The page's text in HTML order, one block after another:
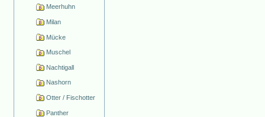
Meerhuhn
Milan
Mücke
Muschel
Nachtigall
Nashorn
Otter / Fischotter
Panther